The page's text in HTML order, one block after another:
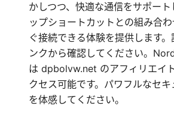
かしつつ、快適な通信をサポート
ップショートカットとの組み合
ぐ接続できる体験を提供します
ンクから確認してください。
は dpbolvw.net のアフィリエイ
クセス可能です。パワフルなセ
を体感してください。